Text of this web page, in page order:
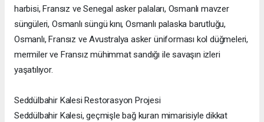
harbisi, Fransız ve Senegal asker palaları, Osmanlı mavzer
süngüleri, Osmanlı süngü kını, Osmanlı palaska barutluğu,
Osmanlı, Fransız ve Avustralya asker üniforması kol düğmeleri,
mermiler ve Fransız mühimmat sandığı ile savaşın izleri
yaşatılıyor.
Seddülbahir Kalesi Restorasyon Projesi
Seddülbahir Kalesi, geçmişle bağ kuran mimarisiyle dikkat